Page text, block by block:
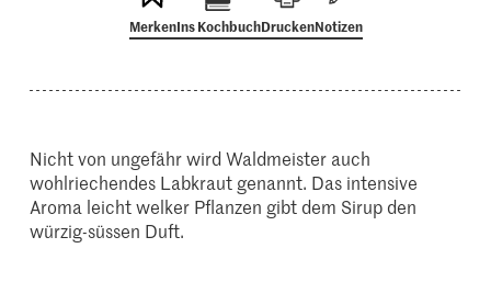
MerkenIns KochbuchDruckenNotizen
Nicht von ungefähr wird Waldmeister auch
wohlriechendes Labkraut genannt. Das intensive
Aroma leicht welker Pflanzen gibt dem Sirup den
würzig-süssen Duft.